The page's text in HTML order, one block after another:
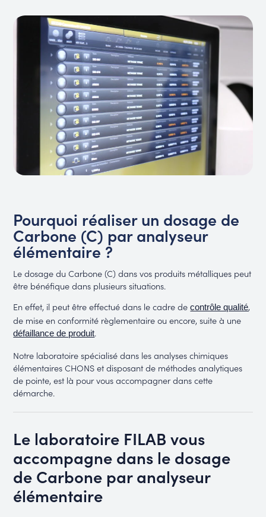
Pourquoi réaliser un dosage de
Carbone (C) par analyseur
élémentaire ?
Le dosage du Carbone (C) dans vos produits métalliques peut
être bénéfique dans plusieurs situations.
En effet, il peut être effectué dans le cadre decontrôle qualité,
de mise en conformité règlementaire ou encore, suite à une
défaillance de produit.
Notre laboratoire spécialisé dans les analyses chimiques
élémentaires CHONS et disposant de méthodes analytiques
de pointe, est là pour vous accompagner dans cette
démarche.
Le laboratoire FILAB vous
accompagne dans le dosage
de Carbone par analyseur
élémentaire